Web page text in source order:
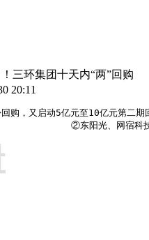
三环集团十天内“两”回购
20:11
购，又启动5亿元至10亿元第二期
②东阳光、网宿科技、